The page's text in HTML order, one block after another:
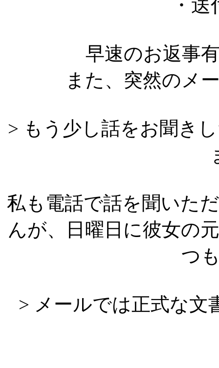
・
早速のお返事
また、突然のメ
> もう少し話をお聞き
私も電話で話を聞いた
んが、日曜日に彼女の
つ
> メールでは正式な文